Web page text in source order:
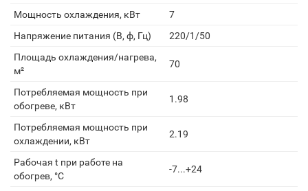
Мощность охлаждения, кВт
7
Напряжение питания (В, ф, Гц)
220/1/50
Площадь охлаждения/нагрева,
м²
70
Потребляемая мощность при
обогреве, кВт
1.98
Потребляемая мощность при
охлаждении, кВт
2.19
Рабочая t при работе на
обогрев, °С
-7...+24